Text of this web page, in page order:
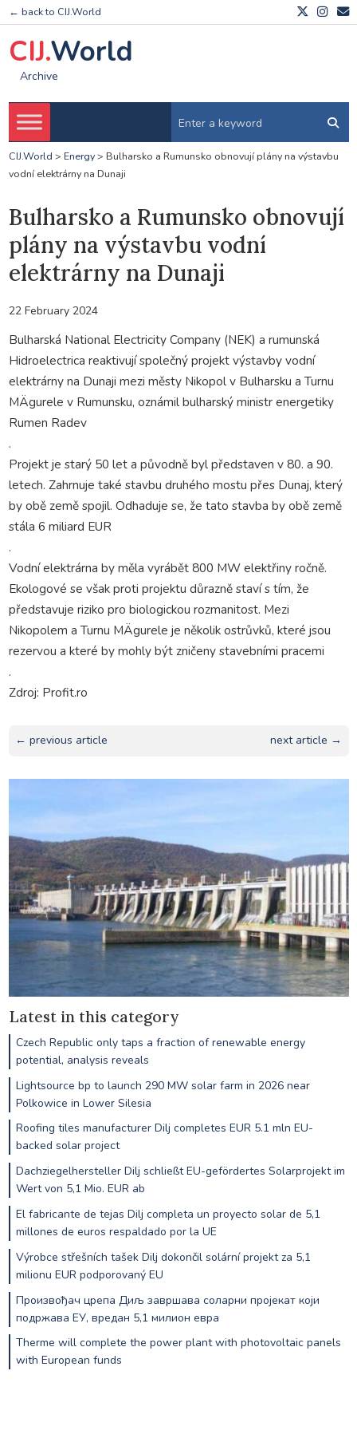
← back to CIJ.World
CIJ.World
Archive
CIJ.World > Energy> Bulharsko a Rumunsko obnovují plány na výstavbu
vodní elektrárny na Dunaji
Bulharsko a Rumunsko obnovují
plány na výstavbu vodní
elektrárny na Dunaji
22 February 2024
Bulharská National Electricity Company (NEK) a rumunská
Hidroelectrica reaktivují společný projekt výstavby vodní
elektrárny na Dunaji mezi městy Nikopol v Bulharsku a Turnu
MÄgurele v Rumunsku, oznámil bulharský ministr energetiky
Rumen Radev
.
Projekt je starý 50 let a původně byl představen v 80. a 90.
letech. Zahrnuje také stavbu druhého mostu přes Dunaj, který
by obě země spojil. Odhaduje se, že tato stavba by obě země
stála 6 miliard EUR
.
Vodní elektrárna by měla vyrábět 800 MW elektřiny ročně.
Ekologové se však proti projektu důrazně staví s tím, že
představuje riziko pro biologickou rozmanitost. Mezi
Nikopolem a Turnu MÄgurele je několik ostrůvků, které jsou
rezervou a které by mohly být zničeny stavebními pracemi
.
Zdroj: Profit.ro
← previous article next article →
Latest in this category
Czech Republic only taps a fraction of renewable energy
potential, analysis reveals
Lightsource bp to launch 290 MW solar farm in 2026 near
Polkowice in Lower Silesia
Roofing tiles manufacturer Dilj completes EUR 5.1 mln EU-
backed solar project
Dachziegelhersteller Dilj schließt EU-gefördertes Solarprojekt im
Wert von 5,1 Mio. EUR ab
El fabricante de tejas Dilj completa un proyecto solar de 5,1
millones de euros respaldado por la UE
Výrobce střešních tašek Dilj dokončil solární projekt za 5,1
milionu EUR podporovaný EU
Произвођач црепа Диљ завршава соларни пројекат који
подржава ЕУ, вредан 5,1 милион евра
Therme will complete the power plant with photovoltaic panels
with European funds